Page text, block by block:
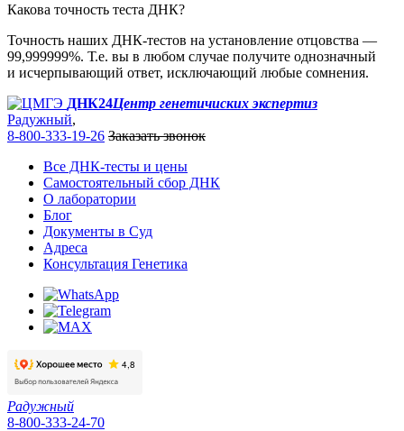
Какова точность теста ДНК?
Точность наших ДНК-тестов на установление отцовства —
99,999999%. Т.е. вы в любом случае получите однозначный
и исчерпывающий ответ, исключающий любые сомнения.
ДНК24Центр генетичиских экспертиз
Радужный,
8-800-333-19-26 Заказать звонок
Все ДНК-тесты и цены
Самостоятельный сбор ДНК
О лаборатории
Блог
Документы в Суд
Адреса
Консультация Генетика
Радужный
8-800-333-24-70